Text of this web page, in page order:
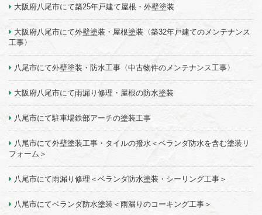
大阪府八尾市にて築25年戸建て屋根・外壁塗装
大阪府八尾市にて外壁塗装・屋根塗装〈築32年戸建てのメンテナンス
工事〉
八尾市にて外壁塗装・防水工事〈中古物件のメンテナンス工事〉
大阪府八尾市にて雨漏り修理・屋根の防水塗装
八尾市にて駐車場鉄部アーチの塗装工事
八尾市にて外壁塗装工事・タイルの撥水＜ベランダ防水を含む塗装リ
フォーム＞
八尾市にて雨漏り修理＜ベランダ防水塗装・シーリング工事＞
八尾市にてベランダ防水塗装＜雨漏りのコーキング工事＞